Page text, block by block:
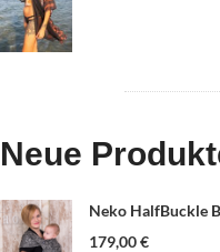
Neue
Neko HalfBuckle
179,00€